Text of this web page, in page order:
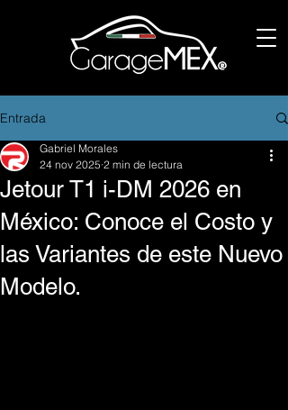
Entrada
Jetour T1 i-DM 2026 en
México: Conoce el Costo y
las Variantes de este Nuevo
Modelo.
Gabriel Morales
24 nov 2025 2 min de lectura